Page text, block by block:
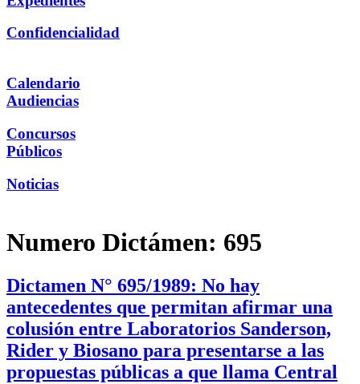
Confidencialidad
Calendario
Audiencias
Concursos
Públicos
Noticias
Numero Dictámen: 695
Dictamen N° 695/1989: No hay
antecedentes que permitan afirmar una
colusión entre Laboratorios Sanderson,
Rider y Biosano para presentarse a las
propuestas públicas a que llama Central